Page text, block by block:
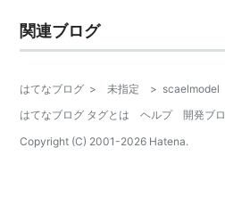
ぇ。 追加工作について コクピッ
アルド製カラーエッチングを使
関連ブログ
はてなブログ > 未指定 > scaelmodel
はてなブログ タグとは
ヘルプ 開発ブ
Copyright (C) 2001-2026 Hatena.